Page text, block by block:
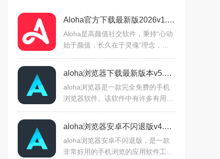
Aloha官方下载最新版2026v1.3.5最新版
Aloha是高颜值社交软件，秉持“心动
始于颜值，长久在于灵魂”理念，通
签精准匹配内外兼修的交友对象。支
持私密聊天、动态广场分
aloha浏览器下载最新版本v5.8.2安卓版
aloha浏览器是一款完全免费的手机
浏览器软件。该软件中有许多有用的
能，这两个功能都可以免费使用，并
且非常易于操作。这个软件
aloha浏览器安卓不闪退版v4.15.1安卓版
aloha浏览器安卓不闪退版，是一款
非常好用的手机浏览的应用软件工